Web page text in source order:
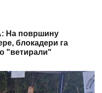
На површину
блокадери га
"ветирали"